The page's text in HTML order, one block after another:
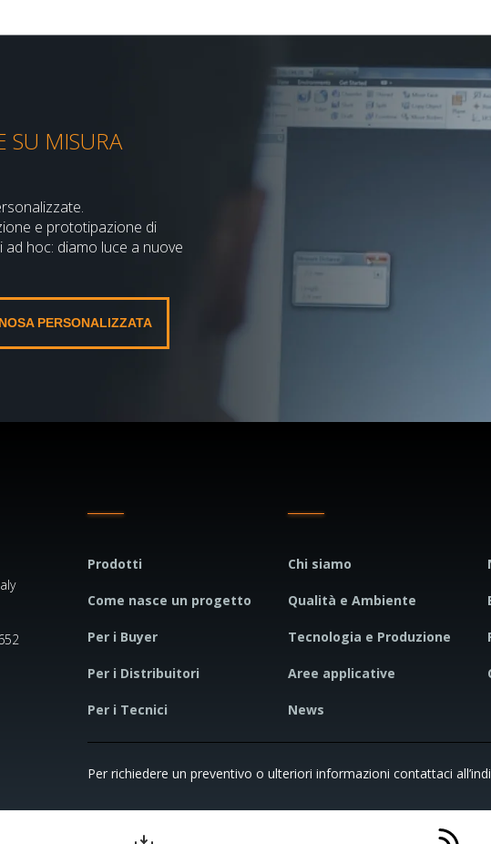
SU MISURA
e prototipazione di
ad hoc: diamo luce a nuove
PERSONALIZZATA
Prodotti
Come nasce un progetto
Per i Buyer
Per i Distribuitori
Per i Tecnici
Chi siamo
Qualità e Ambiente
Tecnologia e Produzione
Aree applicative
News
Per richiedere un preventivo o ulteriori informazioni contattaci